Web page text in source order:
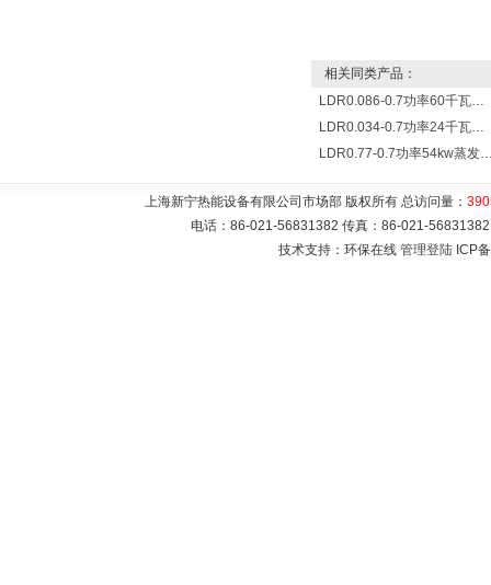
相关同类产品：
LDR0.086-0.7功率60千瓦蒸发量86公斤/小时电锅炉
LDR0.034-0.7功率24千瓦蒸发量34公斤/小时电蒸汽锅炉
LDR0.77-0.7功率54kw蒸发量
上海新宁热能设备有限公司市场部 版权所有 总访问量：
电话：86-021-56831382 传真：86-021-
技术支持：环保在线 管理登陆 ICP